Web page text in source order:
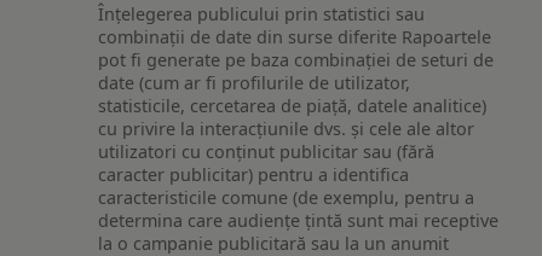
Înțelegerea publicului prin statistici sau
combinații de date din surse diferite Rapoartele
pot fi generate pe baza combinației de seturi de
date (cum ar fi profilurile de utilizator,
statisticile, cercetarea de piață, datele analitice)
cu privire la interacțiunile dvs. și cele ale altor
utilizatori cu conținut publicitar sau (fără
caracter publicitar) pentru a identifica
caracteristicile comune (de exemplu, pentru a
determina care audiențe țintă sunt mai receptive
la o campanie publicitară sau la un anumit